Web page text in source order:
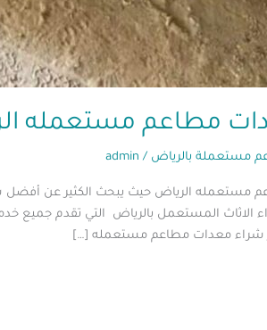
مستعمله الرياض – 0560485279 –
مستعملة بالرياض /
admin
الرياض حيث يبحث الكثير عن أفضل
الاثاث المستعمل بالرياض التي تقدم جميع
شراء معدات مطاعم مستعمله […]